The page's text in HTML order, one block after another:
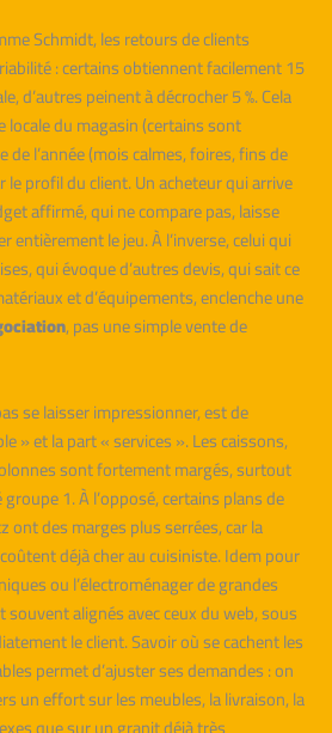
Schmidt, les retours de clients
: certains obtiennent facilement 15
d’autres peinent à décrocher 5 %. Cela
locale du magasin (certains sont
de l’année (mois calmes, foires, fins de
profil du client. Un acheteur qui arrive
affirmé, qui ne compare pas, laisse
le jeu. À l’inverse, celui qui
qui évoque d’autres devis, qui sait ce
et d’équipements, enclenche une
, pas une simple vente de
se laisser impressionner, est de
» et la part « services ». Les caissons,
sont fortement margés, surtout
1. À l’opposé, certains plans de
ont des marges plus serrées, car la
déjà cher au cuisiniste. Idem pour
ou l’électroménager de grandes
alignés avec ceux du web, sous
le client. Savoir où se cachent les
permet d’ajuster ses demandes : on
un effort sur les meubles, la livraison, la